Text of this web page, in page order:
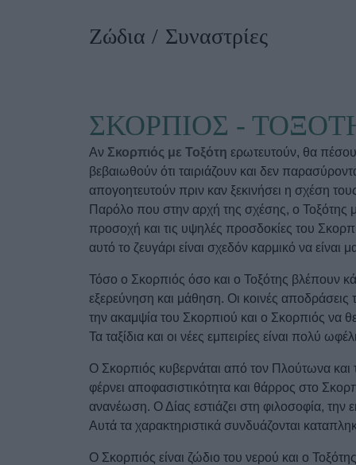
Hautes Grecians Γάμος
Ζώδια Συναστρίες
ΣΚΟΡΠΙΟΣ -
Αν Σκορπιός με Τοξότη ερωτευτούν, θα
βεβαιωθούν ότι ταιριάζουν και δεν
απογοητευτούν πριν καν ξεκινήσει η σχέση
Παρόλο που στην αρχή της σχέσης, ο Τοξότης
προσοχή και τις υψηλές προσδοκίες του
αυτό το ζευγάρι είναι σχεδόν καρμικό να είναι
Τόσο ο Σκορπιός όσο και ο Τοξότης βλέπουν
εξερεύνηση και μάθηση. Οι κοινές αποδράσεις
την ακαμψία του Σκορπιού και ο Σκορπιός να
Τα ταξίδια και οι νέες εμπειρίες είναι πολύ
Ο Σκορπιός κυβερνάται από τον Πλούτωνα
φέρνει αποφασιστικότητα και θάρρος στο
ανανέωση. Ο Δίας εστιάζει στη φιλοσοφία, την
Αυτά τα χαρακτηριστικά συνδυάζονται
Ο Σκορπιός είναι ζώδιο του νερού και ο